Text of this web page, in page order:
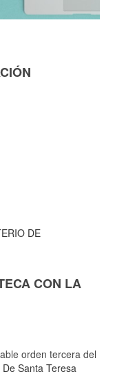
DE
CON LA
orden tercera del
De Santa Teresa